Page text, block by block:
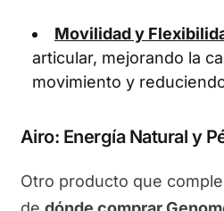
Movilidad y
articular, mejorando la
movimiento y
Airo: Energía Natural y
Otro producto que